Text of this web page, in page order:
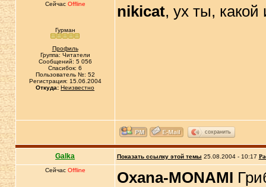
Сейчас Offline
Гурман
Профиль
Группа: Читатели
Сообщений: 5 056
Спасибок: 6
Пользователь №: 52
Регистрация: 15.06.2004
Откуда: Неизвестно
nikicat, ух ты, какой
сохранить
Galka Показать ссылку этой темы 25.08.2004 - 10:17
Сейчас Offline Oxana-MONAMI